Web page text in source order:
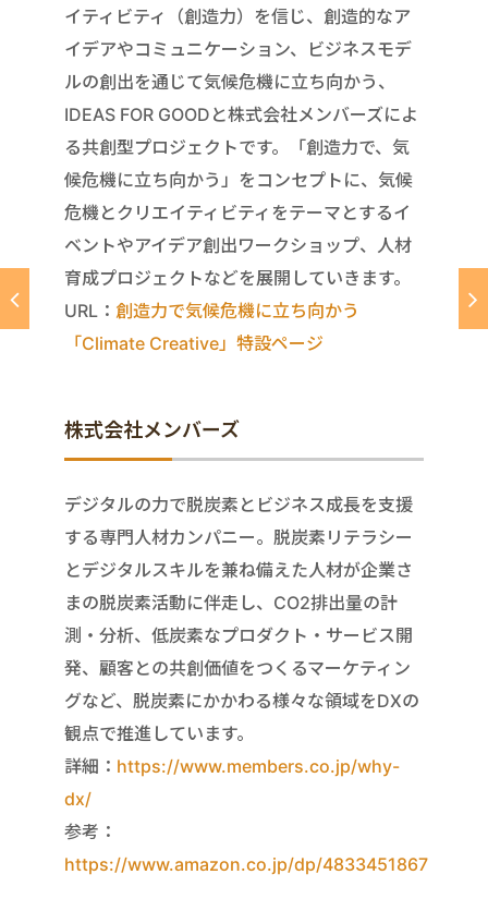
イティビティ（創造力）を信じ、創造的なア
イデアやコミュニケーション、ビジネスモデ
ルの創出を通じて気候危機に立ち向かう、
IDEAS FOR GOODと株式会社メンバーズによ
る共創型プロジェクトです。「創造力で、気
候危機に立ち向かう」をコンセプトに、気候
危機とクリエイティビティをテーマとするイ
ベントやアイデア創出ワークショップ、人材
育成プロジェクトなどを展開していきます。
URL： 創造力で気候危機に立ち向かう
「Climate Creative」特設ページ
株式会社メンバーズ
デジタルの力で脱炭素とビジネス成長を支援
する専門人材カンパニー。脱炭素リテラシー
とデジタルスキルを兼ね備えた人材が企業さ
まの脱炭素活動に伴走し、CO2排出量の計
測・分析、低炭素なプロダクト・サービス開
発、顧客との共創価値をつくるマーケティン
グなど、脱炭素にかかわる様々な領域をDXの
観点で推進しています。
詳細： https://www.members.co.jp/why-
dx/
参考：
https://www.amazon.co.jp/dp/4833451867